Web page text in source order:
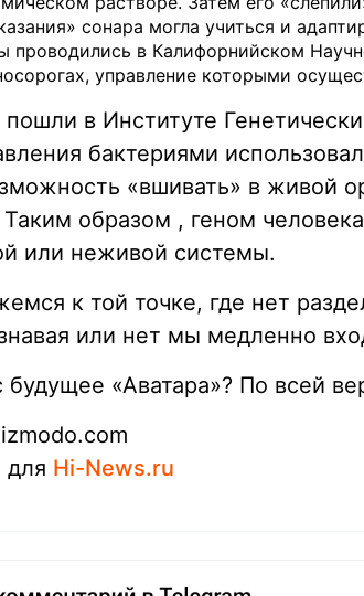
сонара могла учиться и
в Калифорнийском
управление которыми
в Институте
бактериями
«вшивать» в живой
образом , геном
или неживой системы.
к той точке, где нет
или нет мы медленно
«Аватара»? По всей
для Hi-News.ru